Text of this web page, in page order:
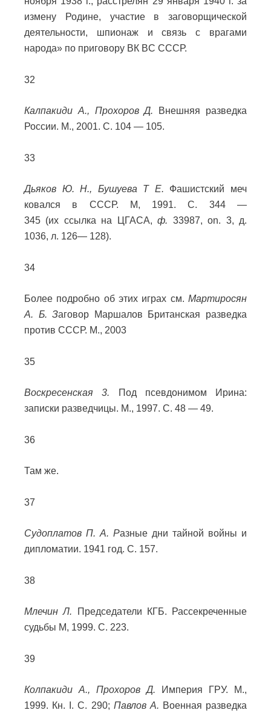
измену Родине, участие в заговорщической
деятельности, шпионаж и связь с врагами
народа» по приговору ВК BC СССР.
32
Калпакиди А., Прохоров Д. Внешняя разведка
России. М., 2001. С. 104 — 105.
33
Дьяков Ю. Н., Бушуева T Е. Фашистский меч
ковался в СССР. М, 1991. С. 344 —
345 (их ссылка на ЦГАСА,ф. 33987, on. 3, д.
1036, л. 126— 128).
34
Более подробно об этих играх см. Мартиросян
А. Б. Заговор Маршалов Британская разведка
против СССР. М., 2003
35
Воскресенская 3. Под псевдонимом Ирина:
записки разведчицы. М., 1997. С. 48 — 49.
36
Там же.
37
Судоплатов П. А. Разные дни тайной войны и
дипломатии. 1941 год. С. 157.
38
Млечин Л. Председатели КГБ. Рассекреченные
судьбы М, 1999. С. 223.
39
Колпакиди А., Прохоров Д. Империя ГРУ. М.,
1999. Кн. I. С. 290; Павлов А. Военная разведка